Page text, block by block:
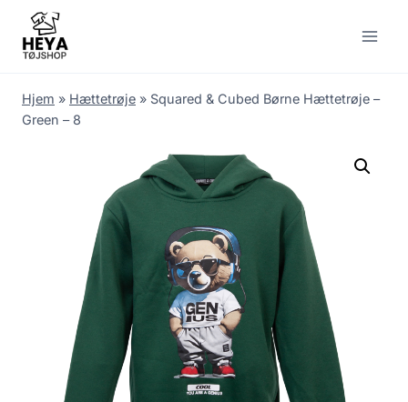
content
Hjem » Hættetrøje » Squared & Cubed Børne Hættetrøje –
Green – 8